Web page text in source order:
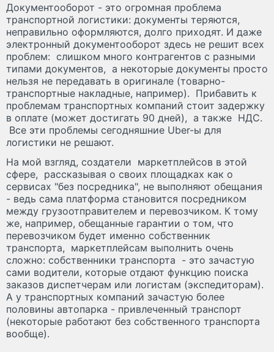
Документооборот - это огромная проблема
транспортной логистики: документы теряются,
неправильно оформляются, долго приходят. И даже
электронный документооборот здесь не решит всех
проблем: слишком много контрагентов с разными
типами документов, а некоторые документы просто
нельзя не передавать в оригинале (товарно-
транспортные накладные, например). Прибавить к
проблемам транспортных компаний стоит задержку
в оплате (может достигать 90 дней), а также НДС.
Все эти проблемы сегодняшние Uber-ы для
логистики не решают.
На мой взгляд, создатели маркетплейсов в этой
сфере, рассказывая о своих площадках как о
сервисах "без посредника", не выполняют обещания
- ведь сама платформа становится посредником
между грузоотправителем и перевозчиком. К тому
же, например, обещанные гарантии о том, что
перевозчиком будет именно собственник
транспорта, маркетплейсам выполнить очень
сложно: собственники транспорта - это зачастую
сами водители, которые отдают функцию поиска
заказов диспетчерам или логистам (экспедиторам).
А у транспортных компаний зачастую более
половины автопарка - привлеченный транспорт
(некоторые работают без собственного транспорта
вообще).